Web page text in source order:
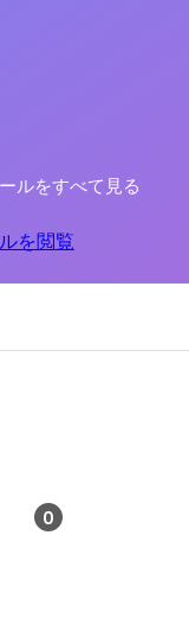
ルをすべて見る
を閲覧
0